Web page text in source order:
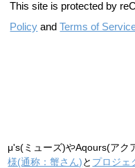
This site is protected by
Policy andTerms of
μ's(ミューズ)やAqours(アク
様(通称：蟹さん)と プロジェ